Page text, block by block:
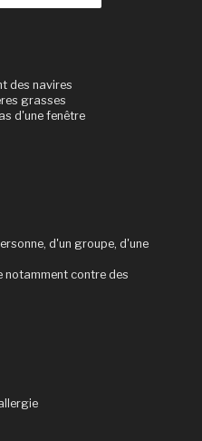
des navires
grasses
d'une fenêtre
d'un groupe, d'une
notamment contre des